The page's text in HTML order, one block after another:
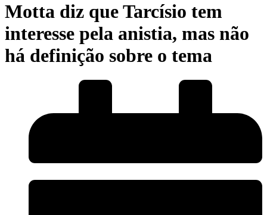
Motta diz que Tarcísio tem
interesse pela anistia, mas não
há definição sobre o tema